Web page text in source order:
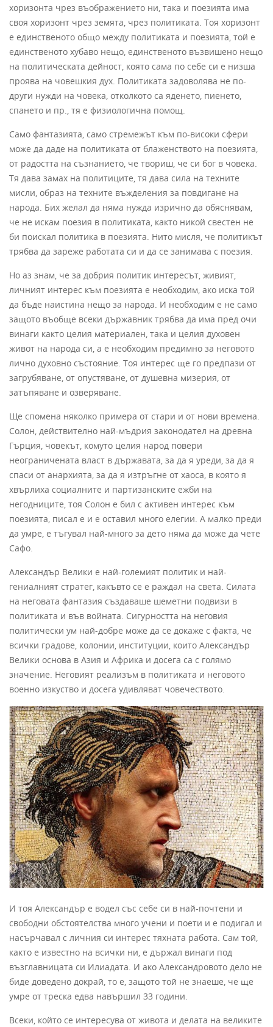
хоризонта чрез въображението ни, така и поезията има
своя хоризонт чрез земята, чрез политиката. Тоя хоризонт
е единственото общо между политиката и поезията, той е
единственото хубаво нещо, единственото възвишено нещо
на политическата дейност, която сама по себе си е низша
проява на човешкия дух. Политиката задоволява не по-
други нужди на човека, отколкото са яденето, пиенето,
спането и пр., тя е физиологична помощ.
Само фантазията, само стремежът към по-високи сфери
може да даде на политиката от блаженството на поезията,
от радостта на съзнанието, че твориш, че си бог в човека.
Тя дава замах на политиците, тя дава сила на техните
мисли, образ на техните въжделения за повдигане на
народа. Бих желал да няма нужда изрично да обяснявам,
че не искам поезия в политиката, както никой свестен не
би поискал политика в поезията. Нито мисля, че политикът
трябва да зареже работата си и да се занимава с поезия.
Но аз знам, че за добрия политик интересът, живият,
личният интерес към поезията е необходим, ако иска той
да бъде наистина нещо за народа. И необходим е не само
защото въобще всеки държавник трябва да има пред очи
винаги както целия материален, така и целия духовен
живот на народа си, а е необходим предимно за неговото
лично духовно състояние. Тоя интерес ще го предпази от
загрубяване, от опустяване, от душевна мизерия, от
затъпяване и озверяване.
Ще спомена няколко примера от стари и от нови времена.
Солон, действително най-мъдрия законодател на древна
Гърция, човекът, комуто целия народ повери
неограничената власт в държавата, за да я уреди, за да я
спаси от анархията, за да я изтръгне от хаоса, в която я
хвърлиха социалните и партизанските ежби на
негодниците, тоя Солон е бил с активен интерес към
поезията, писал е и е оставил много елегии. А малко преди
да умре, е тъгувал най-много за дето няма да може да чете
Сафо.
Александър Велики е най-големият политик и най-
гениалният стратег, какъвто се е раждал на света. Силата
на неговата фантазия създаваше шеметни подвизи в
политиката и във войната. Сигурността на неговия
политически ум най-добре може да се докаже с факта, че
всички градове, колонии, институции, които Александър
Велики основа в Азия и Африка и досега са с голямо
значение. Неговият реализъм в политиката и неговото
военно изкуство и досега удивляват човечеството.
И тоя Александър е водел със себе си в най-почтени и
свободни обстоятелства много учени и поети и е подигал и
насърчавал с личния си интерес тяхната работа. Сам той,
както е известно на всички ни, е държал винаги под
възглавницата си Илиадата. И ако Александровото дело не
биде доведено докрай, то е, защото той не знаеше, че ще
умре от треска едва навършил 33 години.
Всеки, който се интересува от живота и делата на великите